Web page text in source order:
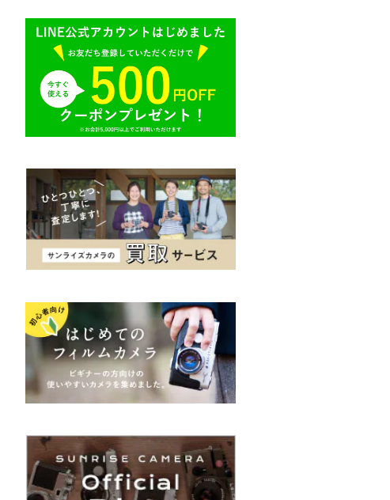
SONY（ソニー）
SIGMA（シグマ）
TAMRON（タムロン）
K&F（ケーアンドエフ）
その他
AR（コニカ）
O（その他）